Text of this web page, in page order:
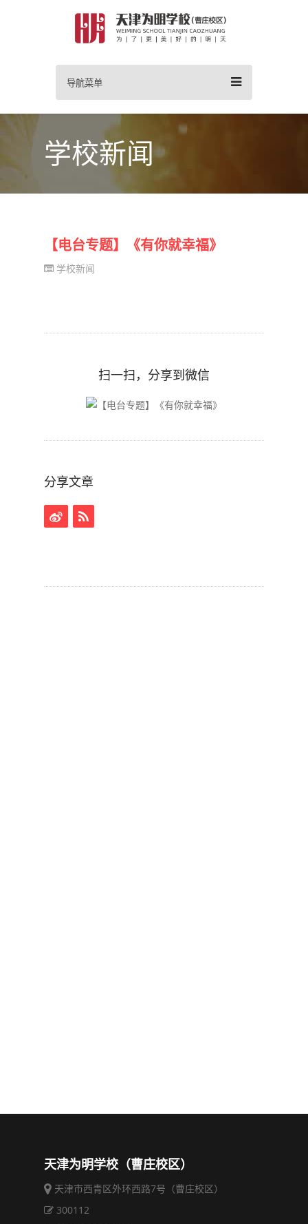
导航菜单
学校新闻
【电台专题】《有你就幸福》
学校新闻
扫一扫，分享到微信
分享文章
天津为明学校（曹庄校区）
天津市西青区外环西路7号（曹庄校区）
300112